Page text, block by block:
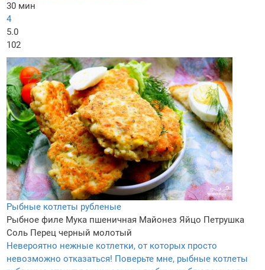
30 мин
4
5.0
102
Рыбные котлеты рубленые
Рыбное филе Мука пшеничная Майонез Яйцо Петрушка
Соль Перец черный молотый
Невероятно нежные котлетки, от которых просто
невозможно отказаться! Поверьте мне, рыбные котлеты